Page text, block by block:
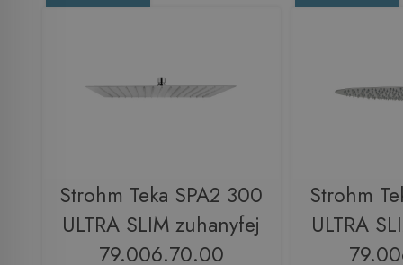
Strohm Teka SPA2 300
ULTRA SLIM zuhanyfej
79.006.70.00
Strohm
ULTRA